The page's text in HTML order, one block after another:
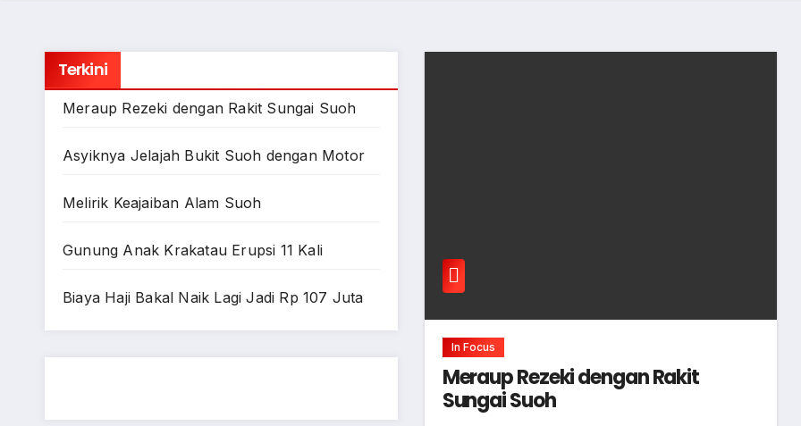
Terkini
Meraup Rezeki dengan Rakit Sungai Suoh
Asyiknya Jelajah Bukit Suoh dengan Motor
Melirik Keajaiban Alam Suoh
Gunung Anak Krakatau Erupsi 11 Kali
Biaya Haji Bakal Naik Lagi Jadi Rp 107 Juta
In Focus
Meraup Rezeki dengan Rakit
Sungai Suoh